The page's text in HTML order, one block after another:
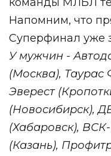
Напомним, что
Суперфинал уже
У мужчин -
(Москва), Таурас
Эверест
(Новосибирск),
(Хабаровск),
(Казань),